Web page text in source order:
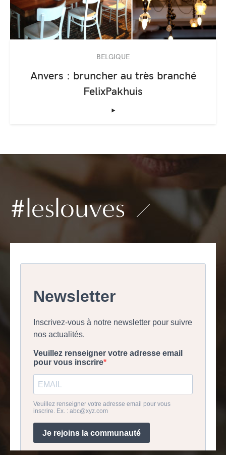
BELGIQUE
Anvers : bruncher au très branché
FelixPakhuis
‣
#leslouves